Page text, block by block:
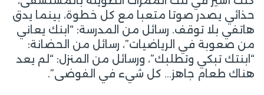
حذائي يصدر صوتا متعبا مع كل خطوة، بينما يدق
هاتفي بلا توقف. رسائل من المدرسة: “ابنك يعاني
من صعوبة في الرياضيات”، رسائل من الحضانة:
“ابنتك تبكي وتطلبك”، ورسائل من المنزل: “لم يعد
هناك طعام جاهز… كل شيء في الفوضى”.